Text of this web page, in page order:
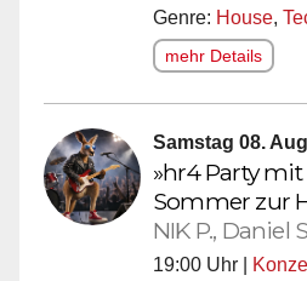
Genre: House,
mehr Details
Samstag 08.
»hr4 Party mit
Sommer zur
NIK P., Daniel
19:00 Uhr |